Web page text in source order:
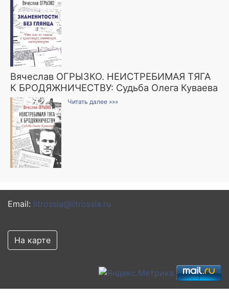
Вячеслав ОГРЫЗКО. НЕИСТРЕБИМАЯ ТЯГА
К БРОДЯЖНИЧЕСТВУ: Судьба Олега Куваева
Читать далее »»»
Email: litrossia@litrossia.ru
На карте